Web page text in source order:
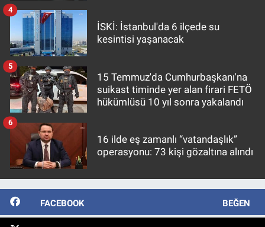
İSKİ: İstanbul'da 6 ilçede su
kesintisi yaşanacak
4
15 Temmuz'da Cumhurbaşkanı'na
suikast timinde yer alan firari FETÖ
hükümlüsü 10 yıl sonra yakalandı
5
16 ilde eş zamanlı “vatandaşlık”
operasyonu: 73 kişi gözaltına alındı
6
FACEBOOK BEĞEN